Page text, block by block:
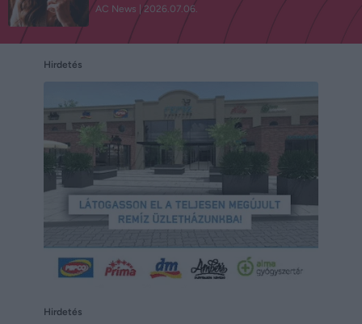
AC News 2026.07.06.
Hirdetés
Hirdetés